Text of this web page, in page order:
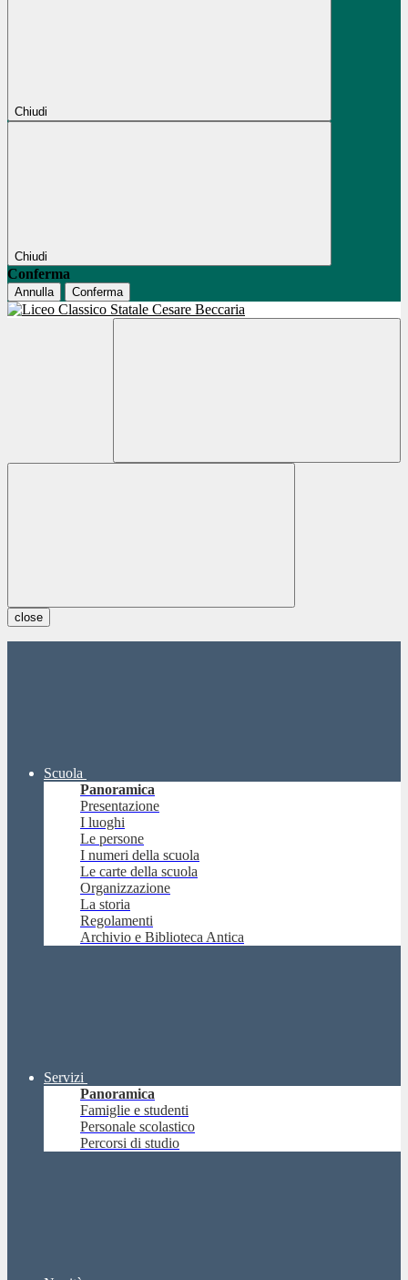
Chiudi
Chiudi
Conferma
Annulla Conferma
close
Scuola
Panoramica
Presentazione
I luoghi
Le persone
I numeri della scuola
Le carte della scuola
Organizzazione
La storia
Regolamenti
Archivio e Biblioteca Antica
Servizi
Panoramica
Famiglie e studenti
Personale scolastico
Percorsi di studio